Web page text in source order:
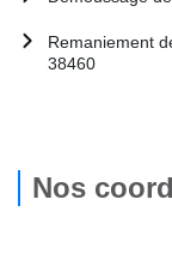
Remaniement
38460
Nos